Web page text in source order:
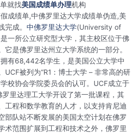
就找美国成绩单办理机构
成绩单,中佛罗里达大学成绩单伪造,美
完成。 中佛罗里达大学(University of
一所公立研究型大学，其主校区位于佛
它是佛罗里达州立大学系统的一部分。
有68,442名学生，是美国公立大学中
UCF被列为“R1：博士大学 – 非常高的研
校协会学院委员会的认可。UCF成立于
里达理工大学开设了第一批课程，其
工程和数学教育的人才，以支持肯尼迪
部队站不断发展的美国太空计划在佛罗
术范围扩展到工程和技术之外，佛罗里